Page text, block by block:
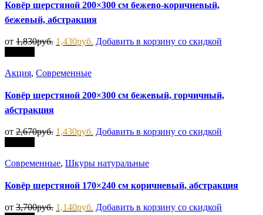
Ковёр шерстяной 200×300 см бежево-коричневый,
бежевый, абстракция
от 1,830руб. 1,430руб. Добавить в корзину со скидкой
Акция, Современные
Ковёр шерстяной 200×300 см бежевый, горчичный,
абстракция
от 2,670руб. 1,430руб. Добавить в корзину со скидкой
Современные, Шкуры натуральные
Ковёр шерстяной 170×240 см коричневый, абстракция
от 3,700руб. 1,140руб. Добавить в корзину со скидкой